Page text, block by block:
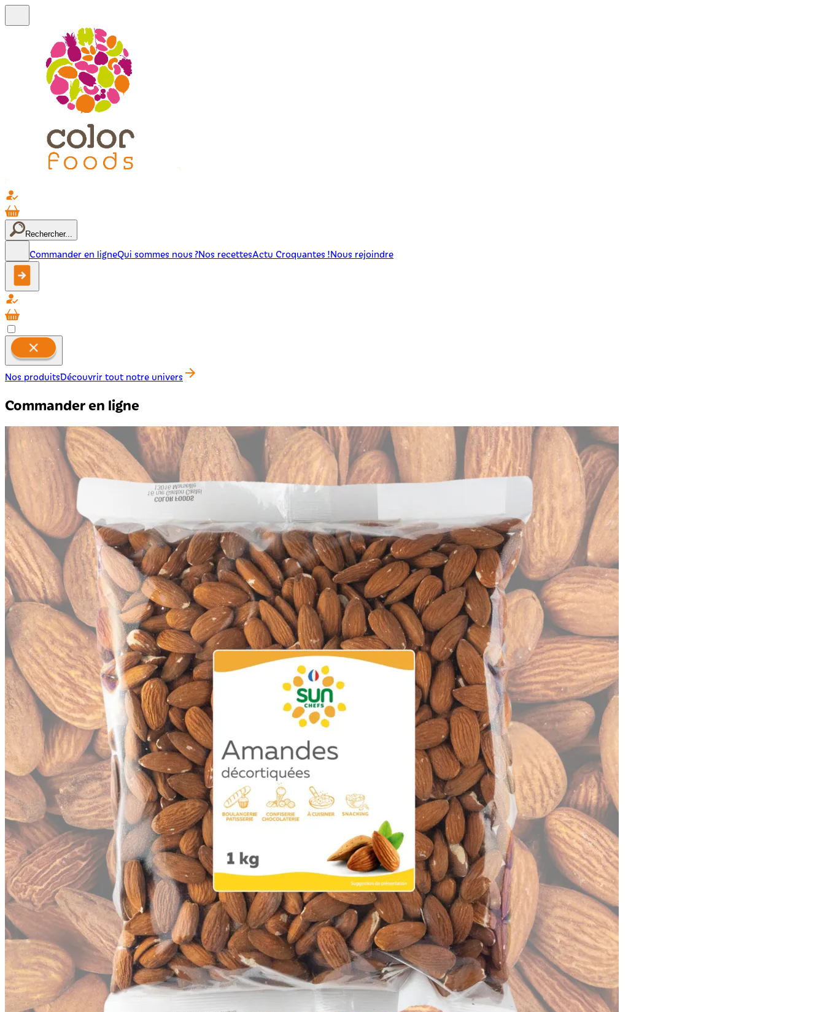
Rechercher...
Commander en ligneQui sommes nous ?Nos recettesActu Croquantes !Nous rejoindre
Nos produitsDécouvrir tout notre univers
Commander en ligne